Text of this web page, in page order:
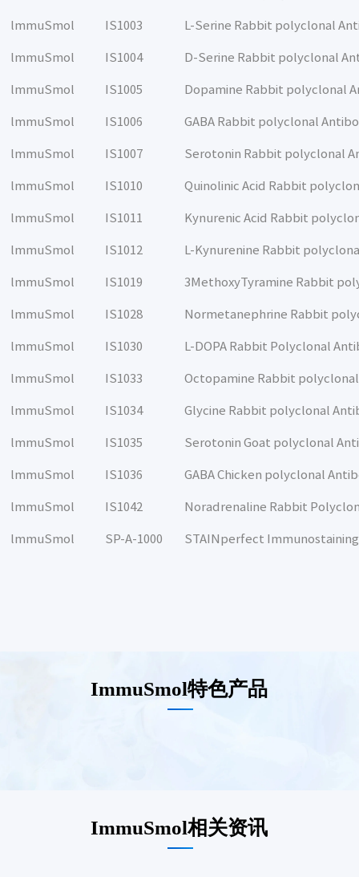
lmmuSmol IS1003 L-Serine Rabbit polyclonal
lmmuSmol IS1004 D-Serine Rabbit polyclonal
lmmuSmol IS1005 Dopamine Rabbit polyclonal
lmmuSmol IS1006 GABA Rabbit polyclonal
lmmuSmol IS1007 Serotonin Rabbit polyclonal
lmmuSmol IS1010 Quinolinic Acid Rabbit
lmmuSmol IS1011 Kynurenic Acid Rabbit
lmmuSmol IS1012 L-Kynurenine Rabbit
lmmuSmol IS1019 3MethoxyTyramine Rabbit
lmmuSmol IS1028 Normetanephrine Rabbit
lmmuSmol IS1030 L-DOPA Rabbit Polyclonal
lmmuSmol IS1033 Octopamine Rabbit
lmmuSmol IS1034 Glycine Rabbit polyclonal
lmmuSmol IS1035 Serotonin Goat polyclonal
lmmuSmol IS1036 GABA Chicken polyclonal
lmmuSmol IS1042 Noradrenaline Rabbit
lmmuSmol SP-A-1000 STAINperfect
ImmuSmol特色产品
ImmuSmol相关资讯